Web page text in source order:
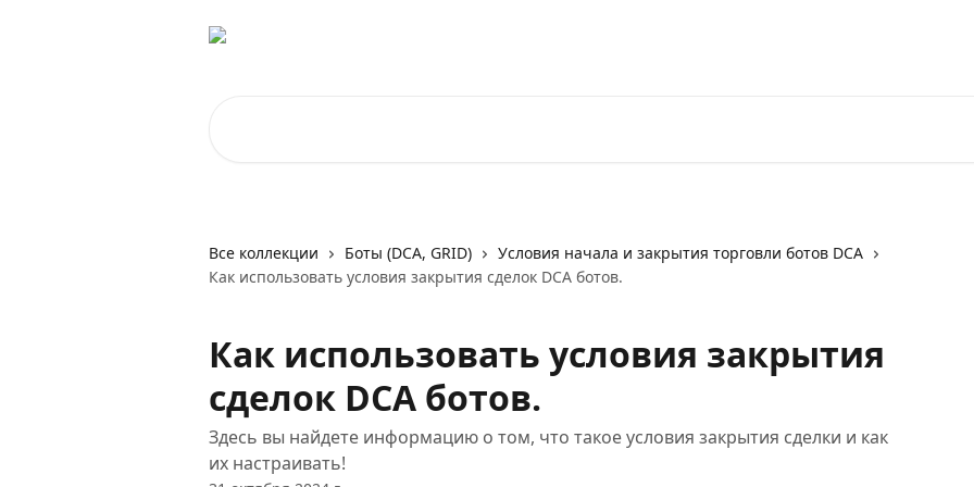
Все коллекции Боты (DCA, GRID)
Условия начала и закрытия торговли ботов DCA
Как использовать условия закрытия сделок DCA ботов.
Как использовать условия закрытия
сделок DCA ботов.
Здесь вы найдете информацию о том, что такое условия закрытия сделки и как
их настраивать!